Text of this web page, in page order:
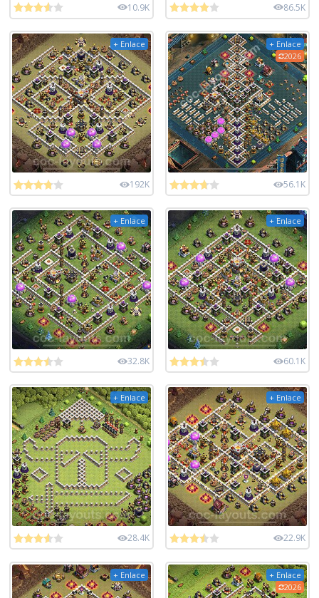
10.9K 86.5K
+ Enlace
192K
+ Enlace
2026
56.1K
+ Enlace
32.8K
+ Enlace
60.1K
+ Enlace
28.4K
+ Enlace
22.9K
+ Enlace
+ Enlace
2026